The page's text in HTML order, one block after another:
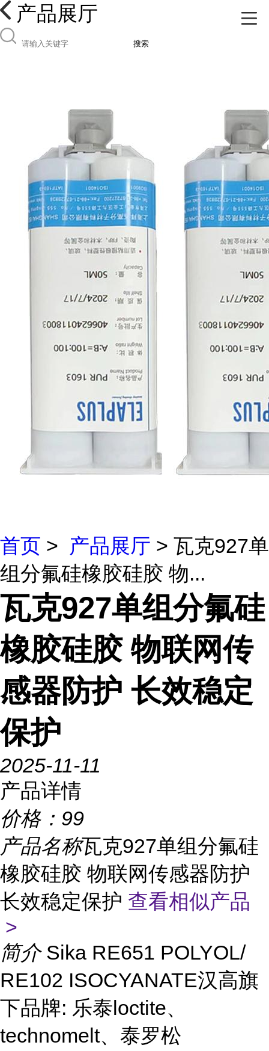
产品展厅
搜索
首页 > 产品展厅 > 瓦克927单
组分氟硅橡胶硅胶 物...
瓦克927单组分氟硅
橡胶硅胶 物联网传
感器防护 长效稳定
保护
2025-11-11
产品详情
价格： 99
产品名称瓦克927单组分氟硅
橡胶硅胶 物联网传感器防护
长效稳定保护 查看相似产品
>
简介 Sika RE651 POLYOL/
RE102 ISOCYANATE汉高旗
下品牌: 乐泰loctite、
technomelt、泰罗松